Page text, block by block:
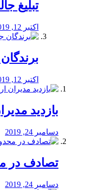
تبلیغ
اکتبر 12, 2019
برندگان
اکتبر 12, 2019
بازدید
دسامبر 24, 2019
تصادف در
دسامبر 24, 2019